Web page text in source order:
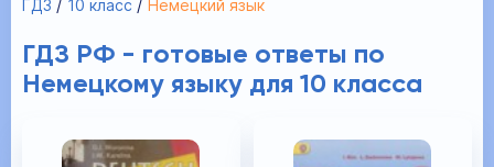
ГДЗ 10 класс Немецкий язык
ГДЗ РФ - готовые ответы по
Немецкому языку для 10 класса